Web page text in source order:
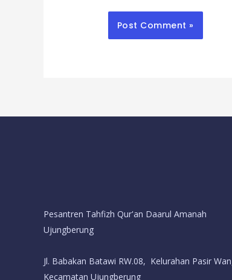
Pesantren Tahfizh Qur'an Daarul Amanah
Ujungberung
Jl. Babakan Batawi RW.08, Kelurahan Pasir
Kecamatan Ujungberung